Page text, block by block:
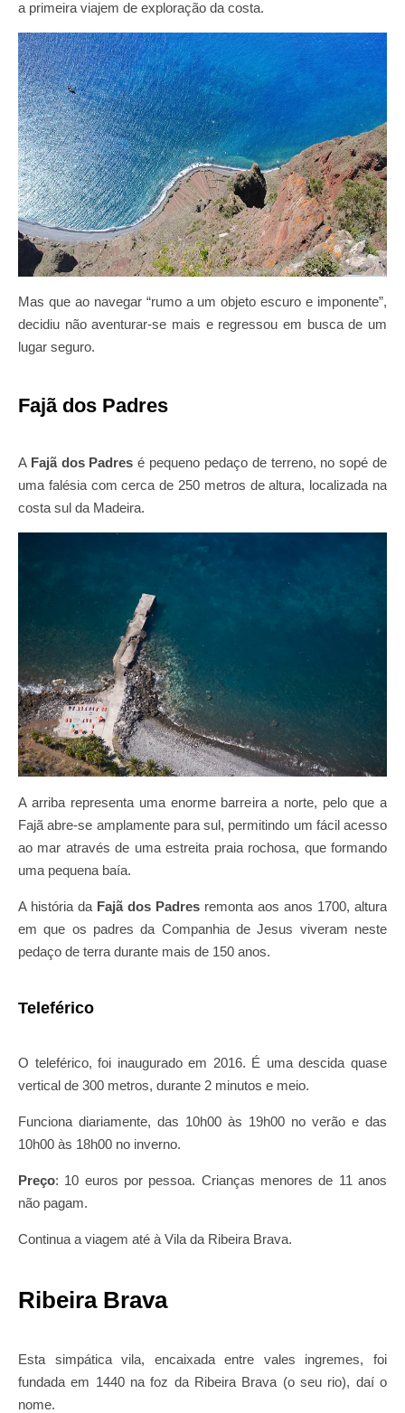
a primeira viajem de exploração da costa.
Mas que ao navegar “rumo a um objeto escuro e imponente”,
decidiu não aventurar-se mais e regressou em busca de um
lugar seguro.
Fajã dos Padres
A Fajã dos Padres é pequeno pedaço de terreno, no sopé de
uma falésia com cerca de 250 metros de altura, localizada na
costa sul da Madeira.
A arriba representa uma enorme barreira a norte, pelo que a
Fajã abre-se amplamente para sul, permitindo um fácil acesso
ao mar através de uma estreita praia rochosa, que formando
uma pequena baía.
A história da Fajã dos Padres remonta aos anos 1700, altura
em que os padres da Companhia de Jesus viveram neste
pedaço de terra durante mais de 150 anos.
Teleférico
O teleférico, foi inaugurado em 2016. É uma descida quase
vertical de 300 metros, durante 2 minutos e meio.
Funciona diariamente, das 10h00 às 19h00 no verão e das
10h00 às 18h00 no inverno.
Preço: 10 euros por pessoa. Crianças menores de 11 anos
não pagam.
Continua a viagem até à Vila da Ribeira Brava.
Ribeira Brava
Esta simpática vila, encaixada entre vales ingremes, foi
fundada em 1440 na foz da Ribeira Brava (o seu rio), daí o
nome.